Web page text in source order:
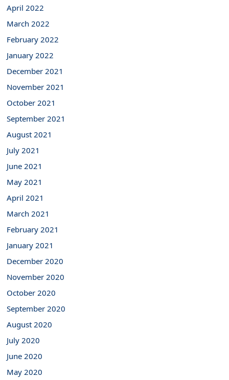
April 2022
March 2022
February 2022
January 2022
December 2021
November 2021
October 2021
September 2021
August 2021
July 2021
June 2021
May 2021
April 2021
March 2021
February 2021
January 2021
December 2020
November 2020
October 2020
September 2020
August 2020
July 2020
June 2020
May 2020